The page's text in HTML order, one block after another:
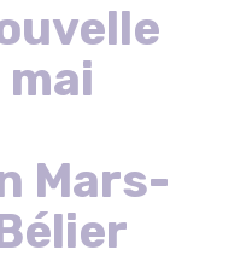
Mars-